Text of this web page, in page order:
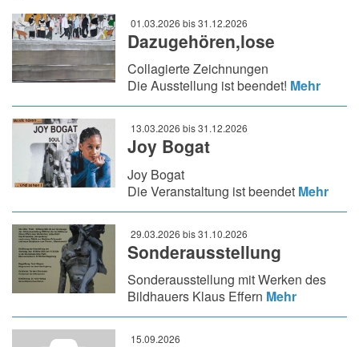
01.03.2026 bis 31.12.2026
Dazugehören,lose
Collagierte Zeichnungen
Die Ausstellung ist beendet! Mehr
13.03.2026 bis 31.12.2026
Joy Bogat
Joy Bogat
Die Veranstaltung ist beendet Mehr
29.03.2026 bis 31.10.2026
Sonderausstellung
Sonderausstellung mit Werken des
Bildhauers Klaus Effern Mehr
15.09.2026